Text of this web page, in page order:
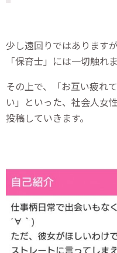
少し遠回りではあります
「保育士」には一切触れ
その上で、「お互い疲れ
い」といった、社会人女
投稿していきます。